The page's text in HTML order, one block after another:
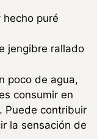
hecho puré
jengibre rallado
poco de agua,
consumir en
Puede contribuir
la sensación de